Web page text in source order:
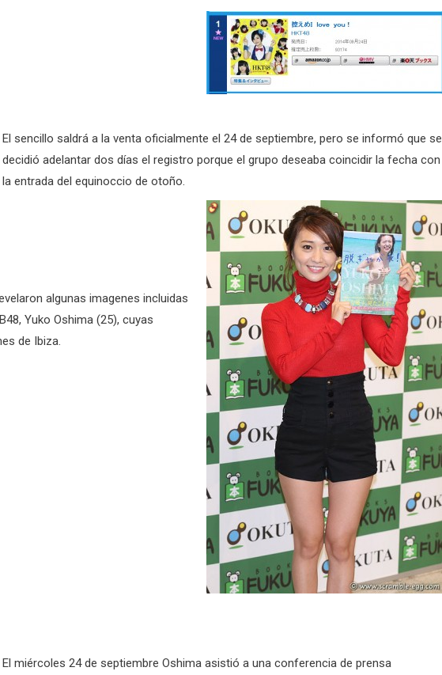
El sencillo saldrá a la venta oficialmente el 24 de septiembre, pero se informó que se
decidió adelantar dos días el registro porque el grupo deseaba coincidir la fecha con
la entrada del equinoccio de otoño.
algunas imagenes incluidas
Yuko Oshima (25), cuyas
de Ibiza.
El miércoles 24 de septiembre Oshima asistió a una conferencia de prensa